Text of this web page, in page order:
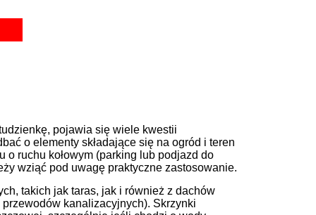
pojawia się wiele kwestii
o elementy składające się na ogród i teren
o ruchu kołowym (parking lub podjazd do
wziąć pod uwagę praktyczne zastosowanie.
takich jak taras, jak i również z dachów
kanalizacyjnych). Skrzynki